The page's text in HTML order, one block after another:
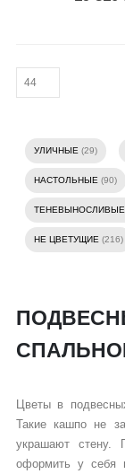
УЛИЧНЫЕ(29)
НАСТОЛЬНЫЕ(90)
ТЕНЕВЫНОСЛИВЫЕ
НЕ ЦВЕТУЩИЕ(216)
Цветы в
Такие кашпо не
украшают стену.
оформить у себя